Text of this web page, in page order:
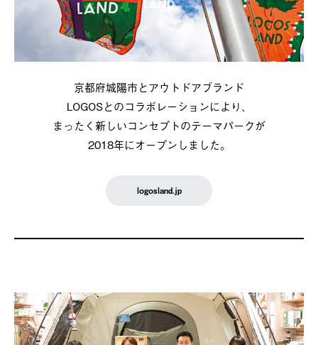
京都府城陽市とアウトドアブランド
LOGOSとのコラボレーションにより、
まったく新しいコンセプトのテーマパークが
2018年にオープンしました。
logosland.jp